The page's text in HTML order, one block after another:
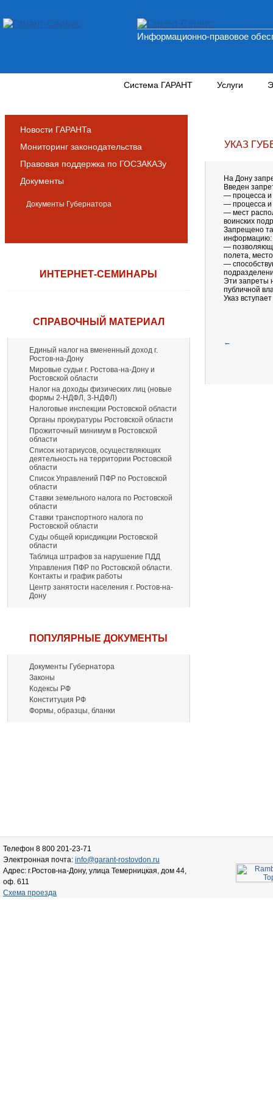
Информационно-правовое
Система ГАРАНТ Услуги
Новости ГАРАНТа
Мониторинг законодательства
Правовая поддержка по ГОСЗАКАЗу
Документы
Документы Губернатора
ИНТЕРНЕТ-СЕМИНАРЫ
СПРАВОЧНЫЙ МАТЕРИАЛ
Единый налог на вмененный доход г.
Ростов-на-Дону
Мировые судьи г. Ростова-на-Дону и
Ростовской области
Налог на доходы физических лиц (новые
формы 2-НДФЛ, 3-НДФЛ)
Налоговые инспекции Ростовской области
Органы прокуратуры Ростовской области
Прожиточный минимум в Ростовской
области
Список нотариусов, осуществляющих
деятельность на территории Ростовской
области
Список Управлений ПФР по Ростовской
области
Ставки земельного налога по Ростовской
области
Ставки транспортного налога по
Ростовской области
Суды общей юрисдикции Ростовской
области
Таблица штрафов за нарушение ПДД
Управления ПФР по Ростовской области.
Контакты и график работы
Центр занятости населения г. Ростов-на-
Дону
ПОПУЛЯРНЫЕ ДОКУМЕНТЫ
Документы Губернатора
Законы
Кодексы РФ
Конституция РФ
Формы, образцы, бланки
УКАЗ
На Дону
Введен
— процесса и
— процесса и
— мест
воинских
Запрещено
информацию:
—
полета,
—
Эти запреты
публичной
Указ
←
Телефон 8 800 201-23-71
Электронная почта: info@garant-rostovdon.ru
Адрес: г.Ростов-на-Дону, улица Темерницкая, дом 44,
оф. 611
Схема проезда